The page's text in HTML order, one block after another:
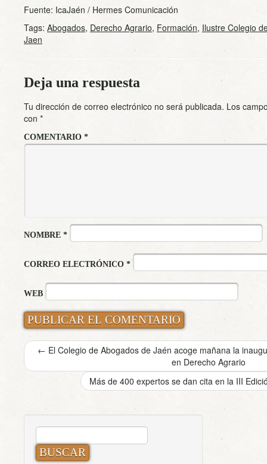
Fuente: IcaJaén / Hermes Comunicación
Tags: Abogados, Derecho Agrario, Formación, Ilustre Colegio
Jaen
Deja una respuesta
Tu dirección de correo electrónico no será publicada. Los
con *
COMENTARIO *
NOMBRE *
CORREO ELECTRÓNICO *
WEB
← El Colegio de Abogados de Jaén acoge mañana la
en Derecho Agrario
Más de 400 expertos se dan cita en la III
BUSCAR: